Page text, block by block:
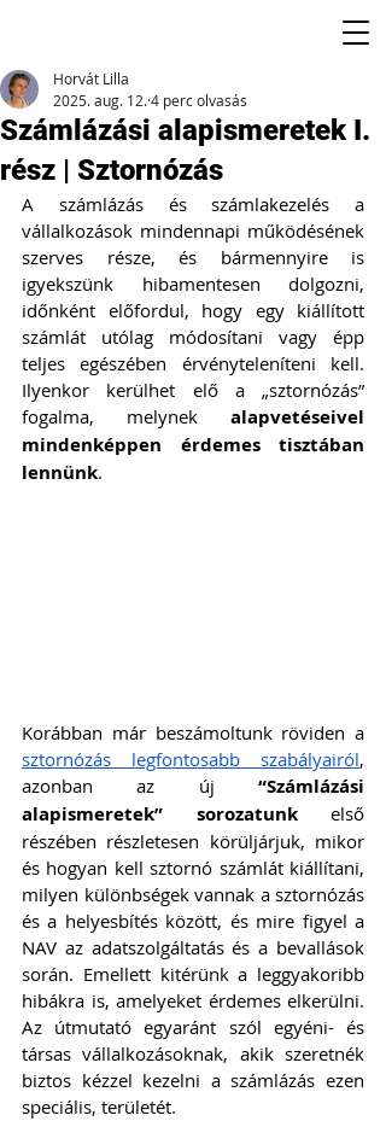
Számlázási alapismeretek I.
rész | Sztornózás
Horvát Lilla
2025. aug. 12.4 perc olvasás
A számlázás és számlakezelés a
vállalkozások mindennapi működésének
szerves része, és bármennyire is
igyekszünk hibamentesen dolgozni,
időnként előfordul, hogy egy kiállított
számlát utólag módosítani vagy épp
teljes egészében érvényteleníteni kell.
Ilyenkor kerülhet elő a „sztornózás”
fogalma, melynek alapvetéseivel
mindenképpen érdemes tisztában
lennünk.
sztornózás legfontosabb szabályairól,
azonban az új “Számlázási
alapismeretek” sorozatunk első
részében részletesen körüljárjuk, mikor
és hogyan kell sztornó számlát kiállítani,
milyen különbségek vannak a sztornózás
és a helyesbítés között, és mire figyel a
NAV az adatszolgáltatás és a bevallások
során. Emellett kitérünk a leggyakoribb
hibákra is, amelyeket érdemes elkerülni.
Az útmutató egyaránt szól egyéni- és
társas vállalkozásoknak, akik szeretnék
biztos kézzel kezelni a számlázás ezen
speciális, területét.